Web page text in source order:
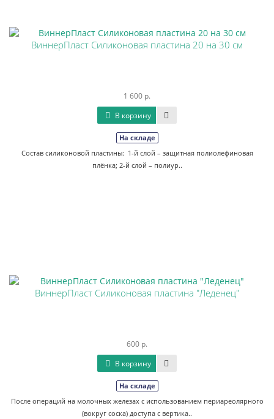
ВиннерПласт Силиконовая пластина 20 на 30 см
1 600 р.
В корзину
На складе
Состав силиконовой пластины: 1-й слой – защитная полиолефиновая
плёнка; 2-й слой – полиур..
ВиннерПласт Силиконовая пластина "Леденец"
600 р.
В корзину
На складе
После операций на молочных железах с использованием периареолярного
(вокруг соска) доступа с вертика..